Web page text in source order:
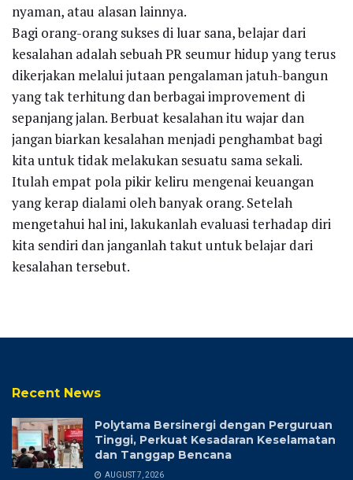
nyaman, atau alasan lainnya.
Bagi orang-orang sukses di luar sana, belajar dari
kesalahan adalah sebuah PR seumur hidup yang terus
dikerjakan melalui jutaan pengalaman jatuh-bangun
yang tak terhitung dan berbagai improvement di
sepanjang jalan. Berbuat kesalahan itu wajar dan
jangan biarkan kesalahan menjadi penghambat bagi
kita untuk tidak melakukan sesuatu sama sekali.
Itulah empat pola pikir keliru mengenai keuangan
yang kerap dialami oleh banyak orang. Setelah
mengetahui hal ini, lakukanlah evaluasi terhadap diri
kita sendiri dan janganlah takut untuk belajar dari
kesalahan tersebut.
Recent News
Polytama Bersinergi dengan Perguruan
Tinggi, Perkuat Kesadaran Keselamatan
dan Tanggap Bencana
AUGUST 7, 2026